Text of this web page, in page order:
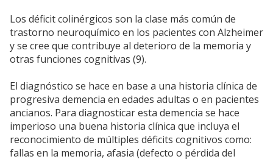
Los déficit colinérgicos son la clase más común de
trastorno neuroquímico en los pacientes con Alzheimer
y se cree que contribuye al deterioro de la memoria y
otras funciones cognitivas (9).
El diagnóstico se hace en base a una historia clínica de
progresiva demencia en edades adultas o en pacientes
ancianos. Para diagnosticar esta demencia se hace
imperioso una buena historia clínica que incluya el
reconocimiento de múltiples déficits cognitivos como:
fallas en la memoria, afasia (defecto o pérdida del